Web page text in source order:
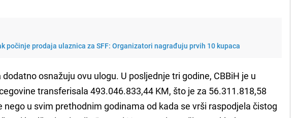
počinje prodaja ulaznica za SFF: Organizatori nagrađuju prvih 10 kupaca
dodatno osnažuju ovu ulogu. U posljednje tri godine, CBBiH je u
transferisala 493.046.833,44 KM, što je za 56.311.818,58
nego u svim prethodnim godinama od kada se vrši raspodjela čistog